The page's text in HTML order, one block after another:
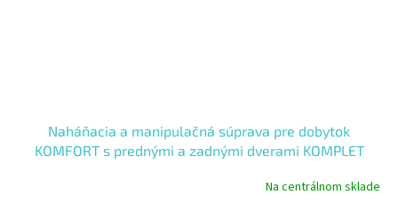
Naháňacia a manipulačná súprava pre dobytok
KOMFORT s prednými a zadnými dverami KOMPLET
Na centrálnom sklade